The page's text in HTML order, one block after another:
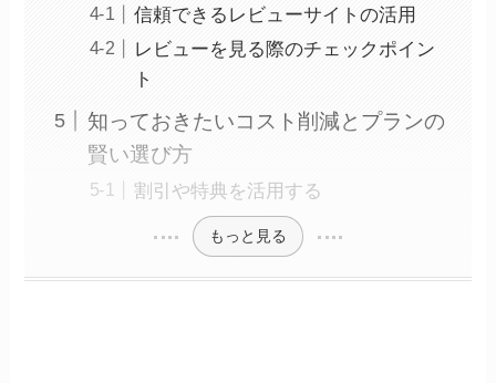
信頼できるレビューサイトの活用
レビューを見る際のチェックポイン
ト
知っておきたいコスト削減とプランの
賢い選び方
割引や特典を活用する
もっと見る